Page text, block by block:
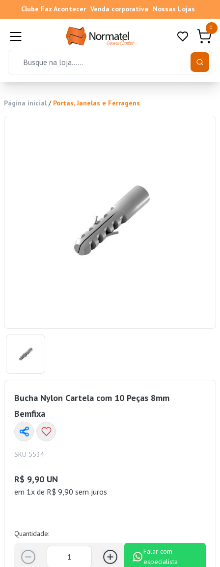
Clube Faz Acontecer Venda corporativa Nossas Lojas
0
Página inicial / Portas, Janelas e Ferragens
Bucha Nylon Cartela com 10 Peças 8mm
Bemfixa
SKU 5534
R$ 9,90 UN
em 1x de R$ 9,90 sem juros
Quantidade:
Falar com
especialista